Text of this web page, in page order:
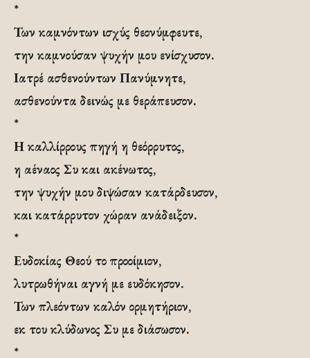
*
Των καμνόντων ισχύς θεονύμφευτε,
την καμνούσαν ψυχήν μου ενίσχυσον.
Ιατρέ ασθενούντων Πανύμνητε,
ασθενούντα δεινώς με θεράπευσον.
*
Η καλλίρρους πηγή η θεόρρυτος,
η αέναος Συ και ακένωτος,
την ψυχήν μου διψώσαν κατάρδευσον,
και κατάρρυτον χώραν ανάδειξον.
*
Ευδοκίας Θεού το προοίμιον,
λυτρωθήναι αγνή με ευδόκησον.
Των πλεόντων καλόν ορμητήριον,
εκ του κλύδωνος Συ με διάσωσον.
*